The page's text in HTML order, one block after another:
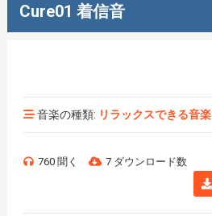
Cure01 着信音
音楽の種類: リラックスできる音楽
760 聞く 7 ダウンロード数